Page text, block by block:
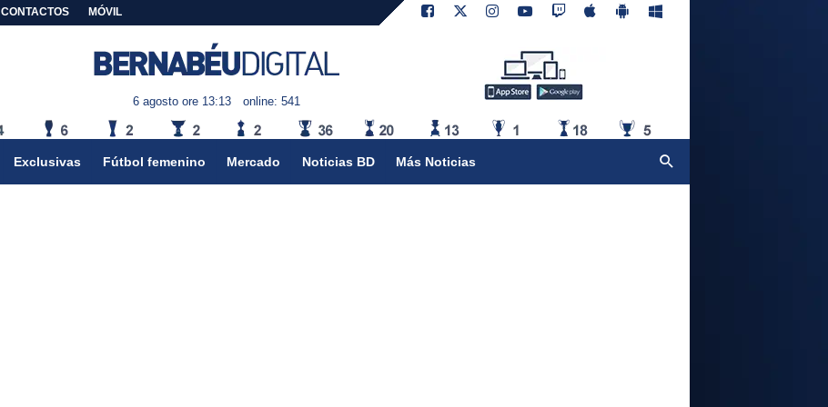
CONTACTOS MÓVIL
6 agosto ore 13:13 online: 541
Exclusivas Fútbol femenino Mercado Noticias BD Más Noticias